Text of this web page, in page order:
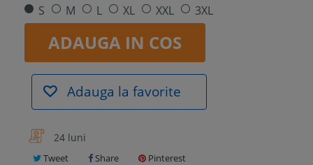
S
M L XL XXL 3XL
ADAUGA IN COS
Adauga la favorite
24 luni
Tweet Share Pinterest